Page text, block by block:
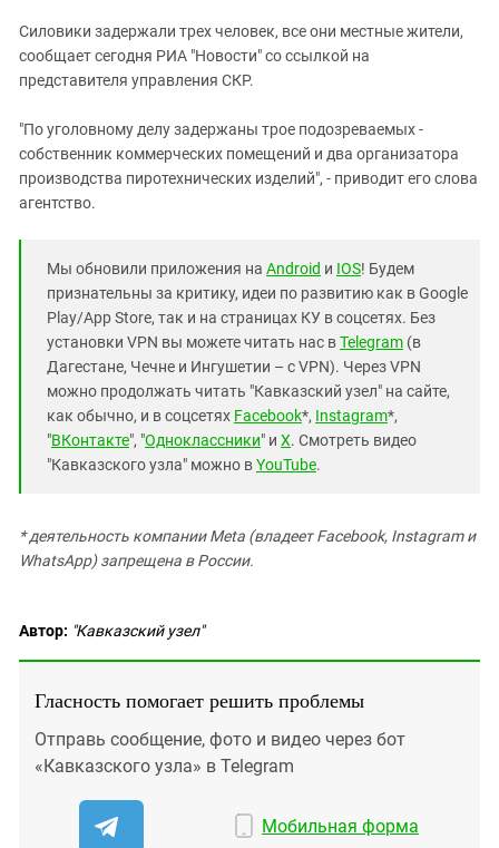
Силовики задержали трех человек, все они местные жители,
сообщает сегодня РИА "Новости" со ссылкой на
представителя управления СКР.
"По уголовному делу задержаны трое подозреваемых -
собственник коммерческих помещений и два организатора
производства пиротехнических изделий", - приводит его слова
агентство.
Мы обновили приложения на Android и IOS! Будем
признательны за критику, идеи по развитию как в Google
Play/App Store, так и на страницах КУ в соцсетях. Без
установки VPN вы можете читать нас вTelegram (в
Дагестане, Чечне и Ингушетии – с VPN). Через VPN
можно продолжать читать "Кавказский узел" на сайте,
как обычно, и в соцсетях Facebook*, Instagram*,
"ВКонтакте", "Одноклассники" и X. Смотреть видео
"Кавказского узла" можно вYouTube.
* деятельность компании Meta (владеет Facebook, Instagram и
WhatsApp) запрещена в России.
Автор: "Кавказский узел"
Гласность помогает решить проблемы
Отправь сообщение, фото и видео через бот
«Кавказского узла» в Telegram
Мобильная форма